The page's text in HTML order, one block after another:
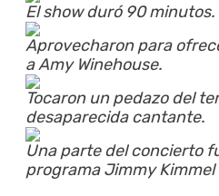
El show duró 90 minutos.
Aprovecharon para
a Amy Winehouse.
Tocaron un pedazo del
desaparecida cantante.
Una parte del concierto
programa Jimmy Kimmel